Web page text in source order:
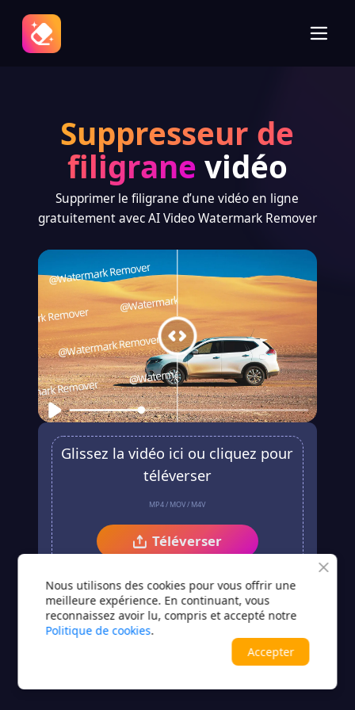
Suppresseur de
filigrane vidéo
Supprimer le filigrane d’une vidéo en ligne
gratuitement avec AI Video Watermark Remover
Glissez la vidéo ici ou cliquez pour
téléverser
MP4 / MOV / M4V
Téléverser
Nous utilisons des cookies pour vous offrir une
meilleure expérience. En continuant, vous
reconnaissez avoir lu, compris et accepté notre
Politique de cookies.
Accepter